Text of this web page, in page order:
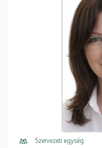
Szervezeti egység